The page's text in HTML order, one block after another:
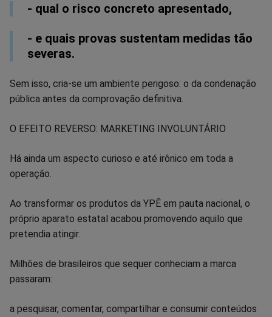
- qual o risco concreto apresentado,
- e quais provas sustentam medidas tão
severas.
Sem isso, cria-se um ambiente perigoso: o da condenação
pública antes da comprovação definitiva.
O EFEITO REVERSO: MARKETING INVOLUNTÁRIO
Há ainda um aspecto curioso e até irônico em toda a
operação.
Ao transformar os produtos da YPÊ em pauta nacional, o
próprio aparato estatal acabou promovendo aquilo que
pretendia atingir.
Milhões de brasileiros que sequer conheciam a marca
passaram:
a pesquisar, comentar, compartilhar e consumir conteúdos